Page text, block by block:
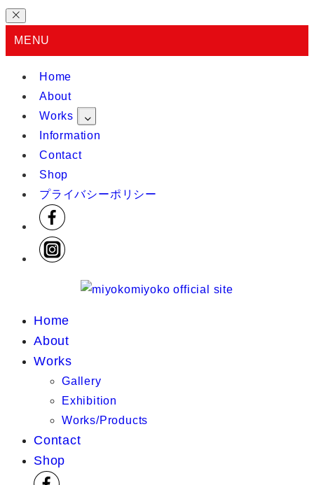
MENU
Home
About
Works
Information
Contact
Shop
プライバシーポリシー
Home
About
Works
Gallery
Exhibition
Works/Products
Contact
Shop